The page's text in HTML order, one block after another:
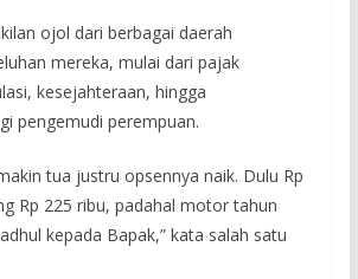
ojol dari berbagai daerah
mereka, mulai dari pajak
kesejahteraan, hingga
pengemudi perempuan.
tua justru opsennya naik. Dulu Rp
Rp 225 ribu, padahal motor tahun
kepada Bapak,” kata salah satu